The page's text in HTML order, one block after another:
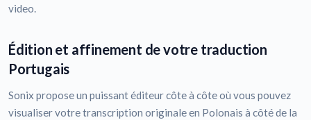
video.
Édition et affinement de votre traduction
Portugais
Sonix propose un puissant éditeur côte à côte où vous pouvez
visualiser votre transcription originale en Polonais à côté de la